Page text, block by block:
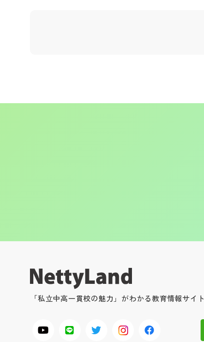
「私立中高一貫校の魅力」がわかる教育情報サイト